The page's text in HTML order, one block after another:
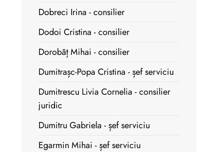
Dobreci Irina - consilier
Dodoi Cristina - consilier
Dorobăț Mihai - consilier
Dumitrașc-Popa Cristina - șef serviciu
Dumitrescu Livia Cornelia - consilier
juridic
Dumitru Gabriela - șef serviciu
Egarmin Mihai - șef serviciu